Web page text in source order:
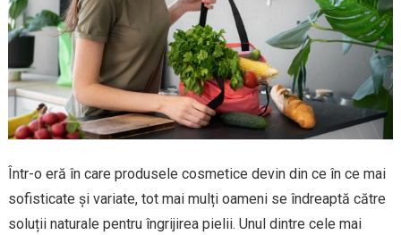
Într-o eră în care produsele cosmetice devin din ce în ce mai
sofisticate și variate, tot mai mulți oameni se îndreaptă către
soluții naturale pentru îngrijirea pielii. Unul dintre cele mai